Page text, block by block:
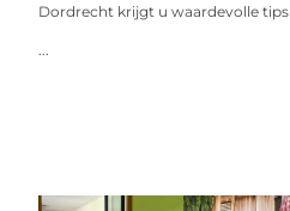
Dordrecht krijgt u waardevolle tips
...